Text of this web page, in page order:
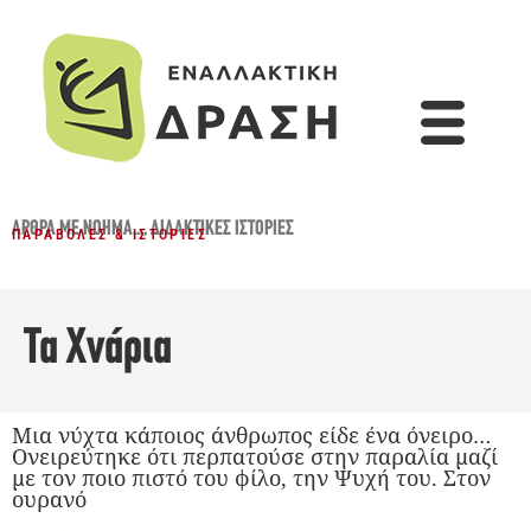
ΆΡΘΡΑ ΜΕ ΝΌΗΜΑ...,ΔΙΔΑΚΤΙΚΈΣ ΙΣΤΟΡΊΕΣ
ΠΑΡΑΒΟΛΈΣ & ΙΣΤΟΡΊΕΣ
Τα Χνάρια
Μια νύχτα κάποιος άνθρωπος είδε ένα όνειρο…
Ονειρεύτηκε ότι περπατούσε στην παραλία μαζί
με τον ποιο πιστό του φίλο, την Ψυχή του. Στον
ουρανό